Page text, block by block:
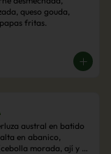
queso gouda,
fritas.
austral en batido
en abanico,
morada, ají y